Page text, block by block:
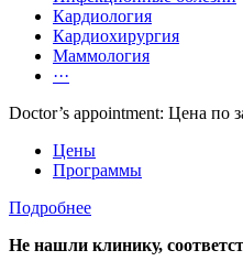
Кардиология
Кардиохирургия
Маммология
···
Doctor’s appointment: Цена по
Цены
Программы
Подробнее
Не нашли клинику,